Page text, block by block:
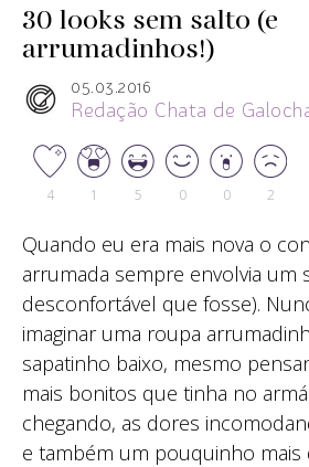
30 looks sem salto (e
arrumadinhos!)
05.03.2016
Redação Chata de
4 1 5 0 0 2
Quando eu era mais nova o
arrumada sempre envolvia um
desconfortável que fosse).
imaginar uma roupa
sapatinho baixo, mesmo
mais bonitos que tinha no
chegando, as dores
e também um pouquinho